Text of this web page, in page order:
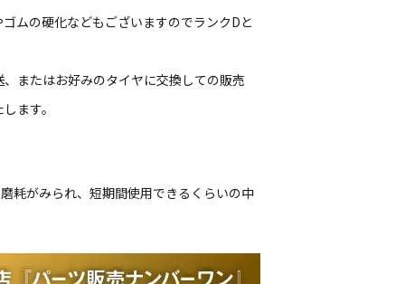
ムの硬化などもございますのでランクDと
またはお好みのタイヤに交換しての販売
ます。
耗がみられ、短期間使用できるくらいの中